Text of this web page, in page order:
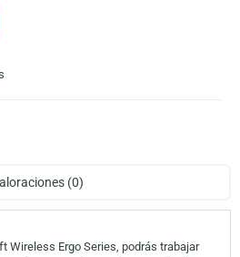
(0)
Wireless Ergo Series, podrás trabajar